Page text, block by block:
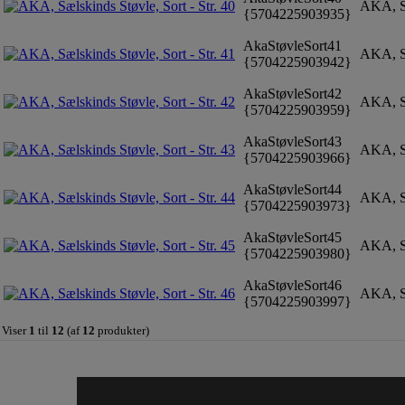
{5704225903935}
AKA,
AkaStøvleSort41
{5704225903942}
AKA,
AkaStøvleSort42
{5704225903959}
AKA,
AkaStøvleSort43
{5704225903966}
AKA,
AkaStøvleSort44
{5704225903973}
AKA,
AkaStøvleSort45
{5704225903980}
AKA,
AkaStøvleSort46
{5704225903997}
AKA,
Viser 1 til 12 (af 12 produkter)